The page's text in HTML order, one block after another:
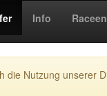
Info
Nutzung unserer